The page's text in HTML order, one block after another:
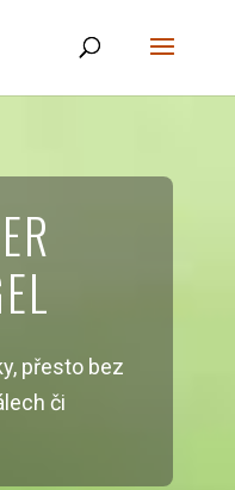
přesto bez
či